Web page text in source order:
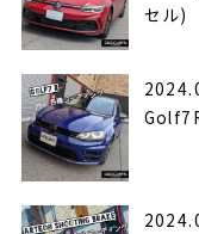
セル)